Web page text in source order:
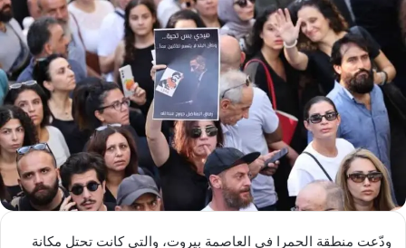
ودّعت منطقة الحمرا في العاصمة بيروت، والتي كانت تحتل مكانة